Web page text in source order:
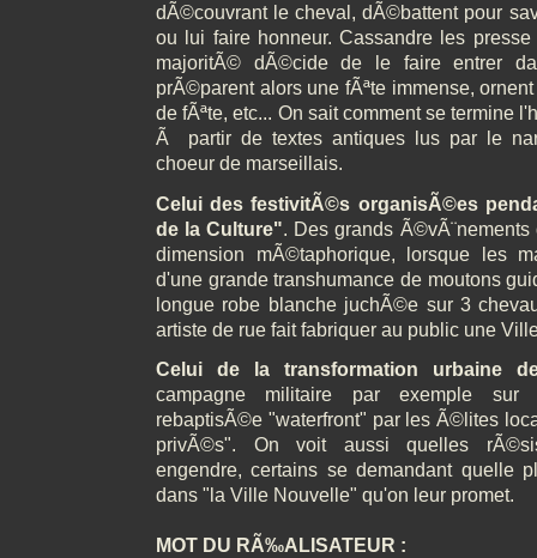
dÃ©couvrant le cheval, dÃ©battent pour
ou lui faire honneur. Cassandre les
majoritÃ© dÃ©cide de le faire entrer
prÃ©parent alors une fÃªte immense,
de fÃªte, etc... On sait comment se termine
Ã partir de textes antiques lus par le
choeur de marseillais.
Celui des festivitÃ©s organisÃ©es
de la Culture". Des grands
dimension mÃ©taphorique, lorsque les
d'une grande transhumance de moutons
longue robe blanche juchÃ©e sur 3
artiste de rue fait fabriquer au public une
Celui de la transformation urbaine
campagne militaire par exemple sur
rebaptisÃ©e "waterfront" par les Ã©lites
privÃ©s". On voit aussi quelles
engendre, certains se demandant quelle
dans "la Ville Nouvelle" qu'on leur promet.
MOT DU RÃ‰ALISATEUR :